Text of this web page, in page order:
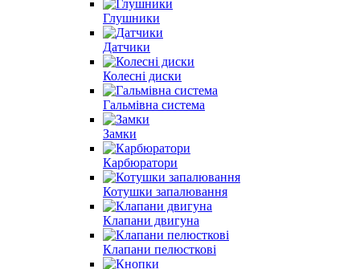
Глушники
Датчики
Колесні диски
Гальмівна система
Замки
Карбюратори
Котушки запалювання
Клапани двигуна
Клапани пелюсткові